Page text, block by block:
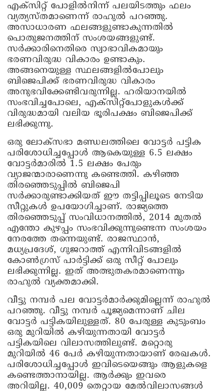
എക്സിറ്റ് പോളിൽനിന്ന് പലയിടത്തും ഫലം
വ്യത്യസ്തമാണെന്ന് രാഹുൽ പറഞ്ഞു.
അസാധാരണ ഫലങ്ങളുണ്ടാകുന്നതിൽ
പൊതുജനത്തിന് സംശയങ്ങളുണ്ട്.
സർക്കാരിനെതിരെ സ്വാഭാവികമായും
ഭരണവിരുദ്ധ വികാരം ഉണ്ടാകും.
അങ്ങനെയുള്ള സ്ഥലങ്ങളിൽപോലും
ബിജെപിക്ക് ഭരണവിരുദ്ധ വികാരം
അനുഭവിക്കേണ്ടിവരുന്നില്ല. ഹരിയാനയിൽ
സംഭവിച്ചപോലെ, എക്സിറ്റ്പോളുകൾക്ക്
വിരുദ്ധമായി വലിയ ഭൂരിപക്ഷം ബിജെപിക്ക്
ലഭിക്കുന്നു.
ഒരു ലോക്‌സഭാ മണ്ഡലത്തിലെ വോട്ടർ പട്ടിക
പരിശോധിച്ചപ്പോൾ ആകെയുള്ള 6.5 ലക്ഷം
വോട്ടർമാരിൽ 1.5 ലക്ഷം പേരും
വ്യാജന്മാരാണെന്നു കണ്ടെത്തി. കഴിഞ്ഞ
തിരഞ്ഞെടുപ്പിൽ ബിജെപി
സർക്കാരുണ്ടാക്കിയത് ഈ തട്ടിപ്പിലൂടെ നേടിയ
സീറ്റുകൾ ഉപയോഗിച്ചാണ്. രാജ്യത്തെ
തിരഞ്ഞെടുപ്പ് സംവിധാനത്തിൽ, 2014 മുതൽ
എന്തോ കുഴപ്പം സംഭവിക്കുന്നുണ്ടെന്ന സംശയം
നേരത്തേ തന്നെയുണ്ട്. രാജസ്ഥാൻ,
മധ്യപ്രദേശ്, ഗുജറാത്ത് എന്നിവിടങ്ങളിൽ
കോൺഗ്രസ് പാർട്ടിക്ക് ഒരു സീറ്റ് പോലും
ലഭിക്കുന്നില്ല. ഇത് അത്ഭുതകരമാണെന്നും
രാഹുൽ വ്യക്തമാക്കി.
വീട്ടു നമ്പർ പല വോട്ടർമാർക്കുമില്ലെന്ന് രാഹുൽ
പറഞ്ഞു. വീട്ടു നമ്പർ പൂജ്യമെന്നാണ് ചില
വോട്ടർ പട്ടികയിലുള്ളത്. 80 പേരുള്ള കുടുംബം
ഒരു മുറിയിൽ കഴിയുന്നതായി വോട്ടർ
പട്ടികയിലെ വിലാസത്തിലുണ്ട്. മറ്റൊരു
മുറിയിൽ 46 പേർ കഴിയുന്നതായാണ് രേഖകൾ.
പരിശോധിച്ചപ്പോൾ ഇവിടെയെങ്ങും ആളുകളെ
കണ്ടെത്താനായില്ല. ആർക്കും ഇവരെ
അറിയില്ല. 40,009 തെറ്റായ മേൽവിലാസങ്ങൾ